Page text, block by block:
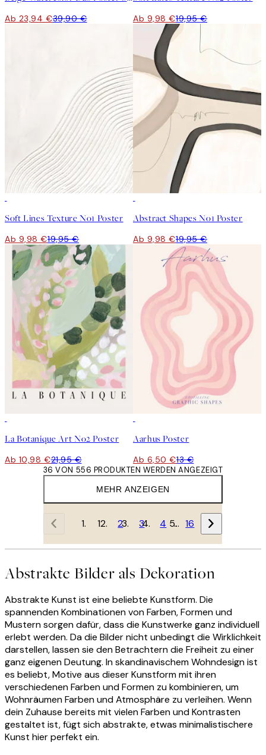
Ab 23,94 €39,90 € Ab 9,98 €19,95 €
Soft Lines Texture No1 Poster
Ab 9,98 €19,95 €
Abstract Shapes No1 Poster
Ab 9,98 €19,95 €
La Botanique Art No2 Poster
Ab 10,98 €21,95 €
Aarhus Poster
Ab 6,50 €13 €
MEHR ANZEIGEN
36 VON 556 PRODUKTEN WERDEN ANGEZEIGT
1 2 3 4 … 16
Abstrakte Bilder als Dekoration
Abstrakte Kunst ist eine beliebte Kunstform. Die
spannenden Kombinationen von Farben, Formen und
Mustern sorgen dafür, dass die Kunstwerke ganz individuell
erlebt werden. Da die Bilder nicht unbedingt die Wirklichkeit
darstellen, lassen sie den Betrachtern die Freiheit zu einer
ganz eigenen Deutung. In skandinavischem Wohndesign ist
es beliebt, Motive aus dieser Kunstform mit ihren
verschiedenen Farben und Formen zu kombinieren, um
Wohnräumen Farben und Atmosphäre zu verleihen. Wenn
dein Zuhause bereits mit vielen Farben und Kontrasten
gestaltet ist, fügt sich abstrakte, etwas minimalistischere
Kunst hier perfekt ein.